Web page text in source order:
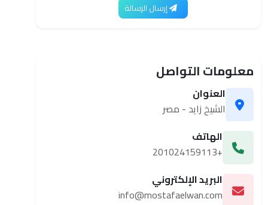
معلومات التواصل
العنوان
الشيخ زايد - مصر
الهاتف
+201024159113
البريد الإلكتروني
info@mostafaelwan.com